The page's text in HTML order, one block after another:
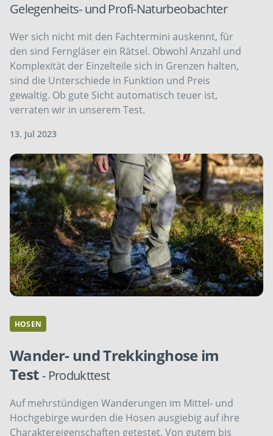
Gelegenheits- und Profi-Naturbeobachter
Wer sich nicht mit den Fachtermini auskennt, für
den sind Ferngläser ein Rätsel. Obwohl Anzahl und
Komplexität der Einzelteile sich in Grenzen halten,
sind die Unterschiede in Funktion und Preis
gewaltig. Ob gute Sicht automatisch teuer ist,
verraten wir in unserem Test.
13. Jul 2023
HOSEN
Wander- und Trekkinghose im
Test- Produkttest
Auf mehrstündigen Wanderungen im Mittel- und
Hochgebirge wurden die Hosen ausgiebig auf ihre
Charaktereigenschaften getestet. Von gutem bis